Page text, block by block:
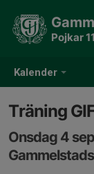
Kalender
Pojkar
Träning
Onsdag 4